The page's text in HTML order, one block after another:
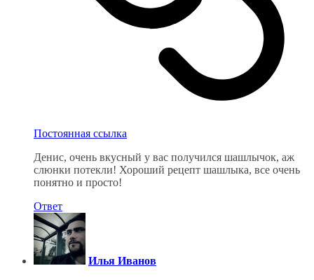
Постоянная ссылка
Денис, очень вкусный у вас получился шашлычок, аж
слюнки потекли! Хороший рецепт шашлыка, все очень
понятно и просто!
Ответ
Илья Иванов